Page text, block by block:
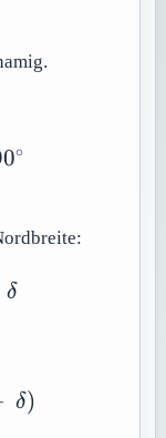
0∘
\ =\ h_u\
δ
\ =\ -(h_u\
δ)